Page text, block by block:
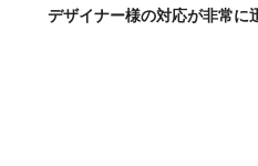
デザイナー様の対応が非常に